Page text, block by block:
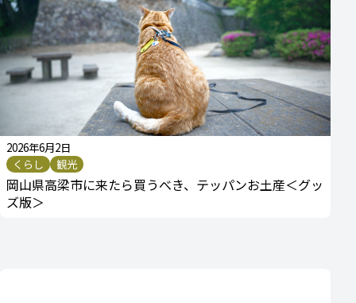
2026年6月2日
くらし
観光
岡山県高梁市に来たら買うべき、テッパンお土産＜グッ
ズ版＞